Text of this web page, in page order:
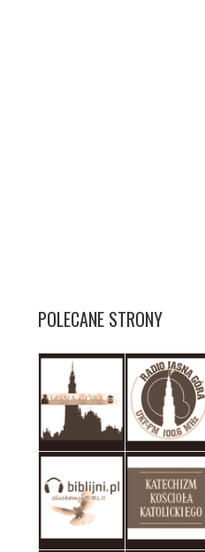
POLECANE STRONY